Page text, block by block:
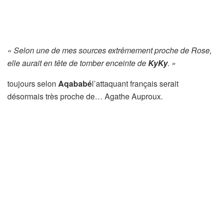
« Selon une de mes sources extrêmement proche de Rose,
elle aurait en tête de tomber enceinte deKyKy. »
toujours selon Aqababél’attaquant français serait
désormais très proche de… Agathe Auproux.